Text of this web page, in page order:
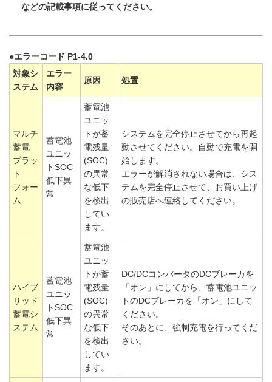
などの記載事項に従ってください。
●エラーコード P1-4.0
対象シ
ステム
エラー
内容
原因 処置
マルチ
蓄電
プラッ
ト
フォー
ム
蓄電池
ユニッ
トSOC
低下異
常
蓄電池
ユニッ
トが蓄
電残量
(SOC)
の異常
な低下
を検出
してい
ます。
システムを完全停止させてから再起
動させてください。自動で充電を開
始します。
エラーが解消されない場合は、シス
テムを完全停止させて、お買い上げ
の販売店へ連絡してください。
ハイブ
リッド
蓄電シ
ステム
蓄電池
ユニッ
トSOC
低下異
常
蓄電池
ユニッ
トが蓄
電残量
(SOC)
の異常
な低下
を検出
してい
ます。
DC/DCコンバータのDCブレーカを
「オン」にしてから、蓄電池ユニッ
トのDCブレーカを「オン」にして
ください。
そのあとに、強制充電を行ってくだ
さい。